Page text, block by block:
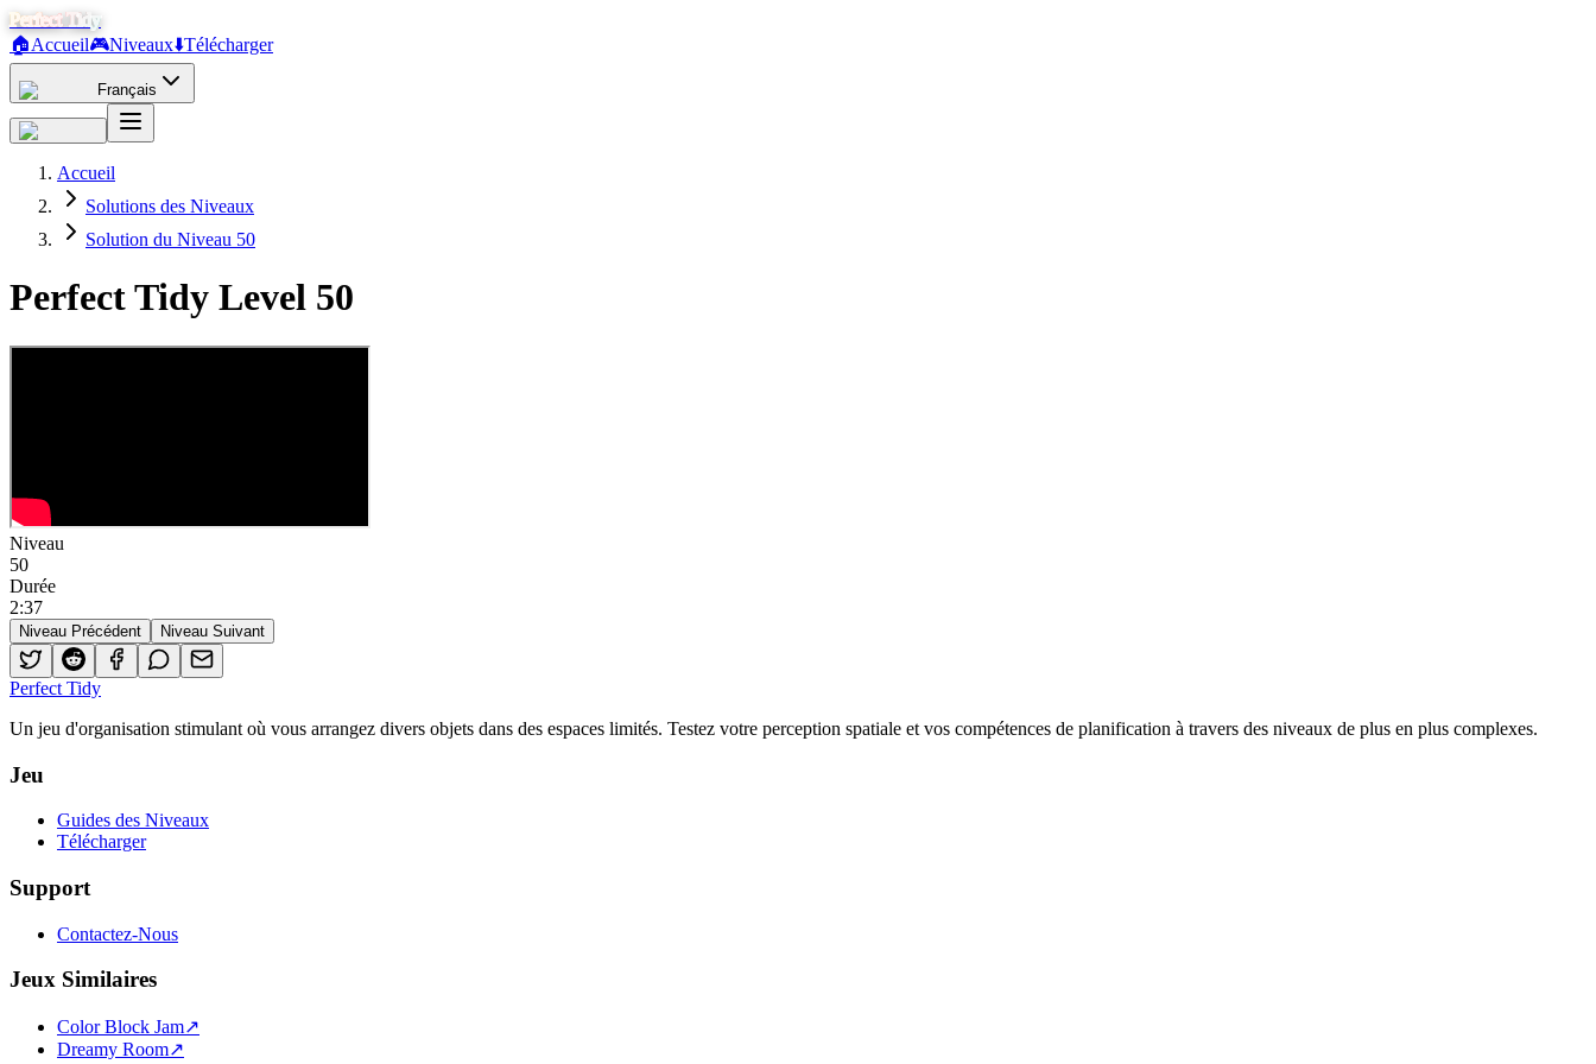
Perfect Tidy
🏠Accueil🎮Niveaux⬇️Télécharger
Français
Accueil
Solutions des Niveaux
Solution du Niveau 50
Perfect Tidy Level 50
Niveau
50
Durée
2:37
Niveau Précédent Niveau Suivant
Perfect Tidy
Un jeu d'organisation stimulant où vous arrangez divers objets dans des espaces limités. Testez votre perception spatiale et vos compétences de planification à travers des niveaux de plus en plus complexes.
Jeu
Guides des Niveaux
Télécharger
Support
Contactez-Nous
Jeux Similaires
Color Block Jam↗️
Dreamy Room↗️